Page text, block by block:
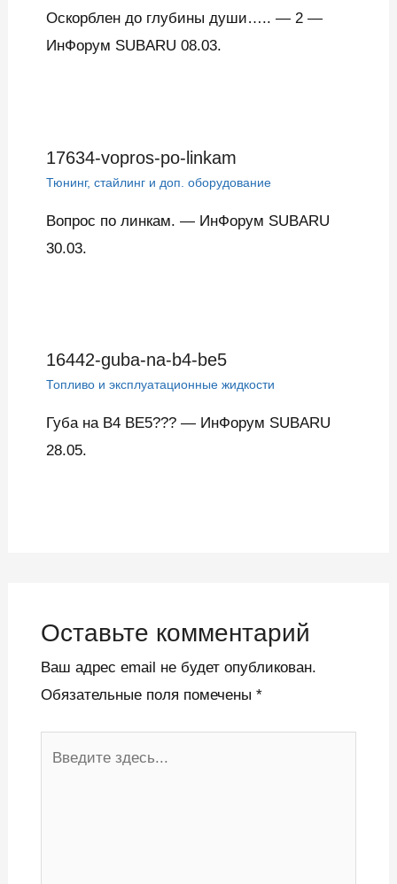
Оскорблен до глубины души….. — 2 —
ИнФорум SUBARU 08.03.
17634-vopros-po-linkam
Тюнинг, стайлинг и доп. оборудование
Вопрос по линкам. — ИнФорум SUBARU
30.03.
16442-guba-na-b4-be5
Топливо и эксплуатационные жидкости
Губа на B4 BЕ5??? — ИнФорум SUBARU
28.05.
Оставьте комментарий
Ваш адрес email не будет опубликован.
Обязательные поля помечены *